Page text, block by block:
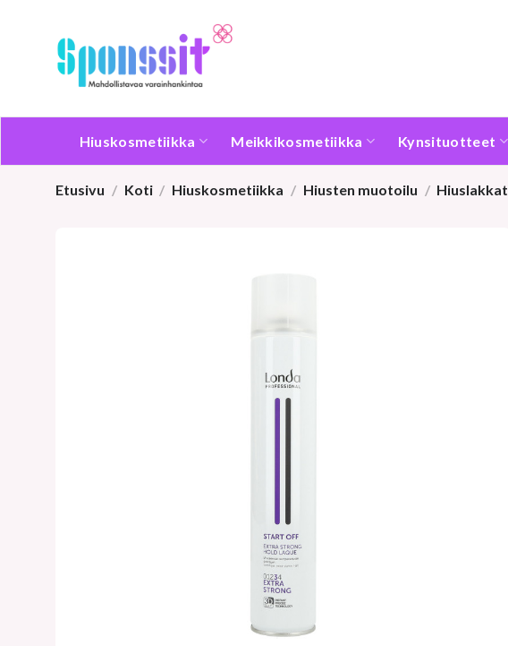
Hiuskosmetiikka Meikkikosmetiikka Kynsituotteet
Etusivu / Koti / Hiuskosmetiikka / Hiusten muotoilu / Hiuslakkat